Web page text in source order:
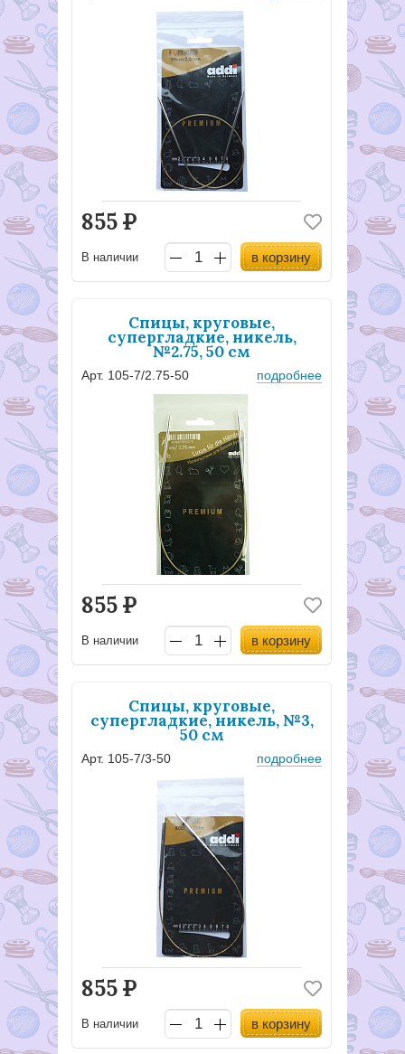
855Р
В наличии в корзину
Спицы, круговые,
супергладкие, никель,
№2.75, 50 см
Арт. 105-7/2.75-50 подробнее
855Р
В наличии в корзину
Спицы, круговые,
супергладкие, никель, №3,
50 см
Арт. 105-7/3-50 подробнее
855Р
В наличии в корзину